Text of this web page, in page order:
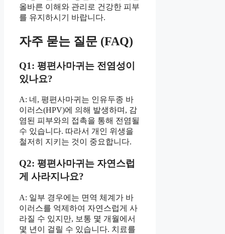
올바른 이해와 관리로 건강한 피부
를 유지하시기 바랍니다.
자주 묻는 질문 (FAQ)
Q1: 평편사마귀는 전염성이
있나요?
A: 네, 평편사마귀는 인유두종 바
이러스(HPV)에 의해 발생하며, 감
염된 피부와의 접촉을 통해 전염될
수 있습니다. 따라서 개인 위생을
철저히 지키는 것이 중요합니다.
Q2: 평편사마귀는 자연스럽
게 사라지나요?
A: 일부 경우에는 면역 체계가 바
이러스를 억제하여 자연스럽게 사
라질 수 있지만, 보통 몇 개월에서
몇 년이 걸릴 수 있습니다. 치료를